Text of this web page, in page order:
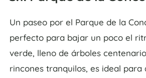
Un paseo por el Parque de la
perfecto para bajar un poco el
verde, lleno de árboles
rincones tranquilos, es ideal para